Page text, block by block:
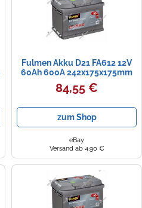
Fulmen Akku D21 FA612 12V
60Ah 600A 242x175x175mm
Versand am selben Tag
84,55 €
zum Shop
eBay
Versand ab 4,90 €